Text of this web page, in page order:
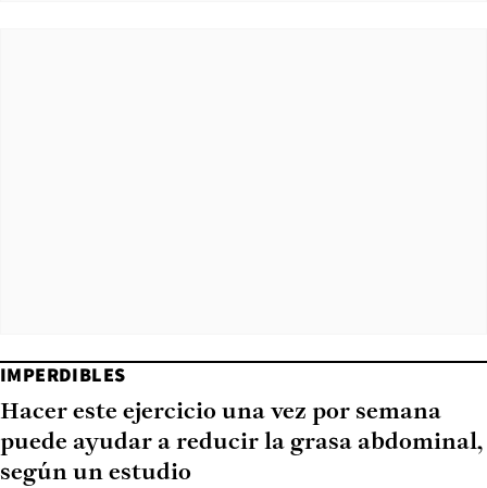
IMPERDIBLES
Hacer este ejercicio una vez por semana
puede ayudar a reducir la grasa abdominal,
según un estudio